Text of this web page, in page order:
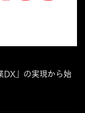
DX」の実現から始